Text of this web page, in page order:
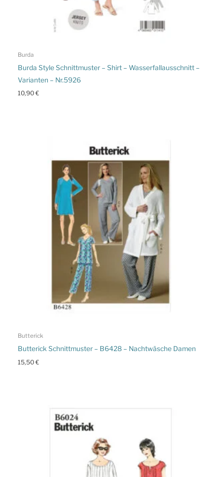
Burda
Burda Style Schnittmuster – Shirt – Wasserfallausschnitt –
Varianten – Nr.5926
10,90€
Butterick
Butterick Schnittmuster – B6428 – Nachtwäsche Damen
15,50€